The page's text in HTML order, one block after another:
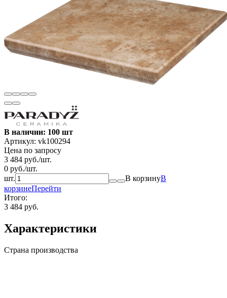
В наличии: 100 шт
Артикул: vk100294
Цена по запросу
3 484 руб./шт.
0 руб./шт.
шт.
В корзинуВ
корзинеПерейти
Итого:
3 484 руб.
Характеристики
Страна производства